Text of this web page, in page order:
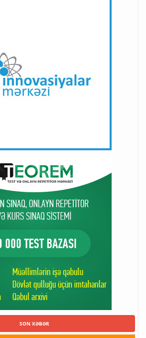
SON XƏBƏR